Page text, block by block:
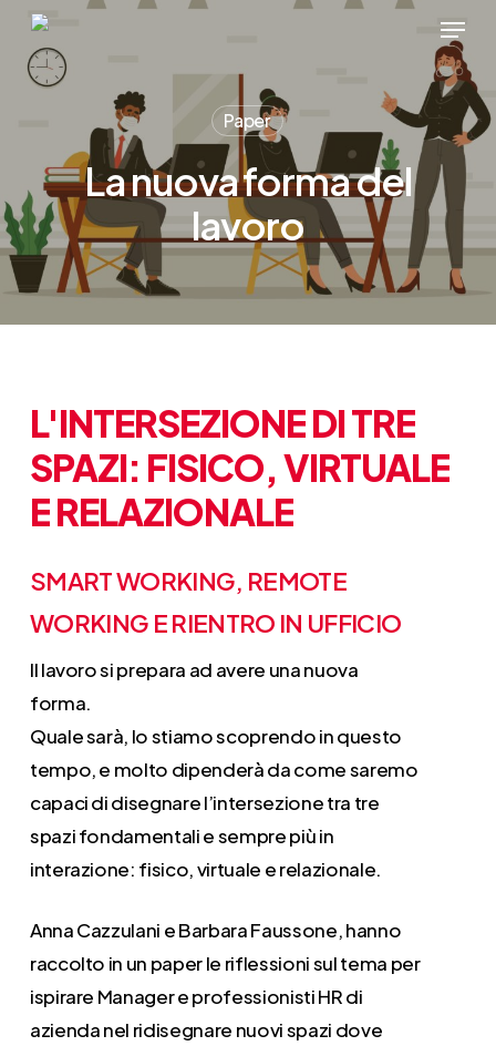
Skip
main
Menu
Paper
La nuova forma del
lavoro
L'INTERSEZIONEDITRE
SPAZI: FISICO,VIRTUALE
ERELAZIONALE
SMART WORKING, REMOTE
WORKING E RIENTRO IN UFFICIO
Il lavoro si prepara ad avere una nuova
forma.
Quale sarà, lo stiamo scoprendo in questo
tempo, e molto dipenderà da come saremo
capaci di disegnare l’intersezione tra tre
spazi fondamentali e sempre più in
interazione: fisico, virtuale e relazionale.
Anna Cazzulani e Barbara Faussone, hanno
raccolto in un paper le riflessioni sul tema per
ispirare Manager e professionisti HR di
azienda nel ridisegnare nuovi spazi dove